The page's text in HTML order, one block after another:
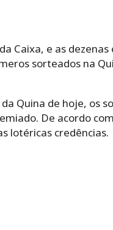
Caixa, e as
sorteados na
Quina de hoje, os
De acordo
lotéricas credências.